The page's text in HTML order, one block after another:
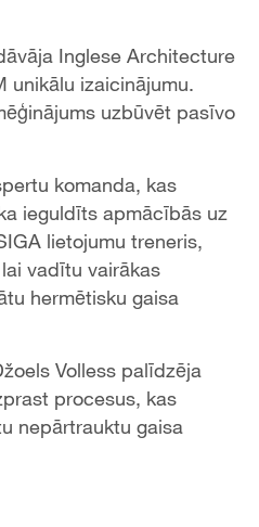
Inglese Architecture
unikālu izaicinājumu.
uzbūvēt pasīvo
komanda, kas
ieguldīts apmācībās uz
lietojumu treneris,
vadītu vairākas
hermētisku gaisa
Volless palīdzēja
procesus, kas
nepārtrauktu gaisa